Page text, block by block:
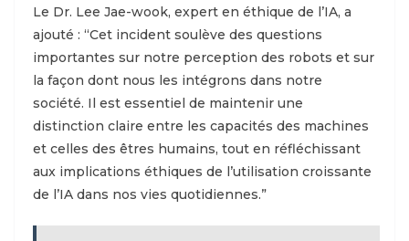
Le Dr. Lee Jae-wook, expert en éthique de l’IA, a
ajouté : “Cet incident soulève des questions
importantes sur notre perception des robots et sur
la façon dont nous les intégrons dans notre
société. Il est essentiel de maintenir une
distinction claire entre les capacités des machines
et celles des êtres humains, tout en réfléchissant
aux implications éthiques de l’utilisation croissante
de l’IA dans nos vies quotidiennes.”